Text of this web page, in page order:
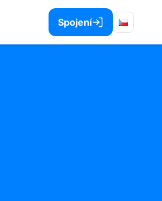
Spojení